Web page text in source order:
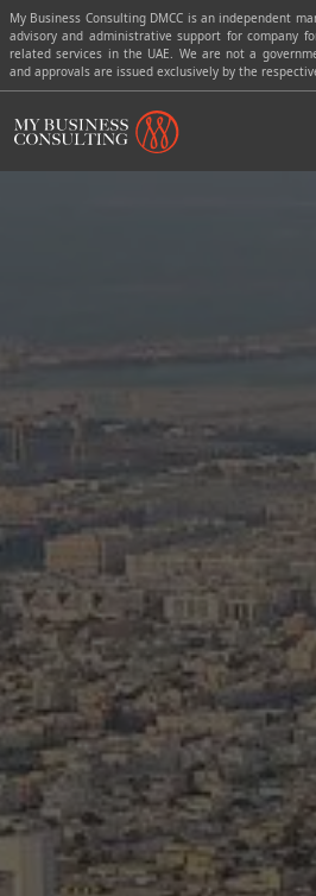
My Business Consulting DMCC is an independent
advisory and administrative support for company
related services in the UAE. We are not a
and approvals are issued exclusively by the